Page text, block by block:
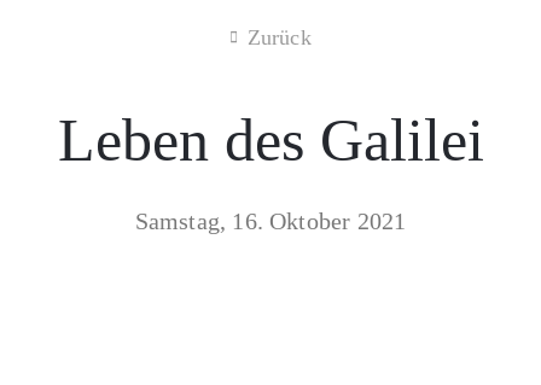
Zurück
Leben des Galilei
Samstag, 16. Oktober 2021